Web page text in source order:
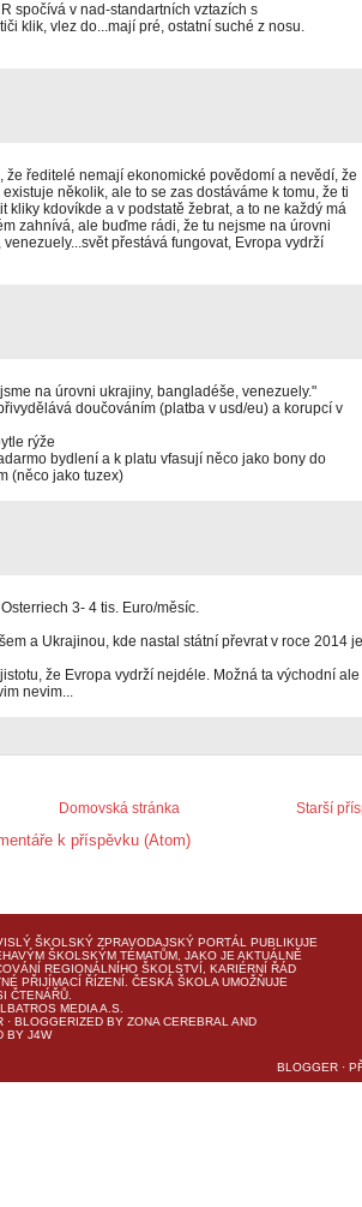
spočívá v nad-standartních vztazích s
klik, vlez do...mají pré, ostatní suché z nosu.
že ředitelé nemají ekonomické povědomí a nevědí, že
několik, ale to se zas dostáváme k tomu, že ti
kliky kdovíkde a v podstatě žebrat, a to ne každý má
zahnívá, ale buďme rádi, že tu nejsme na úrovni
přestává fungovat, Evropa vydrží
na úrovni ukrajiny, bangladéše, venezuely."
doučováním (platba v usd/eu) a korupcí v
rýže
bydlení a k platu vfasují něco jako bony do
(něco jako tuzex)
3- 4 tis. Euro/měsíc.
a Ukrajinou, kde nastal státní převrat v roce 2014 je
že Evropa vydrží nejdéle. Možná ta východní ale
nevim...
Starší
Domovská stránka
k příspěvku (Atom)
ŠKOLSKÝ ZPRAVODAJSKÝ PORTÁL PUBLIKUJE
ŠKOLSKÝM TÉMATŮM, JAKO JE AKTUÁLNĚ
REGIONÁLNÍHO ŠKOLSTVÍ, KARIÉRNÍ ŘÁD
PŘIJÍMACÍ ŘÍZENÍ. ČESKÁ ŠKOLA UMOŽŇUJE
ČTENÁŘŮ.
MEDIA A.S.
· BLOGGERIZED BY ZONA CEREBRAL AND
BY J4W
BLOGGER ·